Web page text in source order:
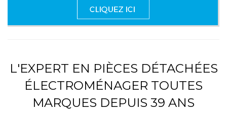
L'EXPERT EN PIÈCES DÉTACHÉES
ÉLECTROMÉNAGER TOUTES
MARQUES DEPUIS 39 ANS